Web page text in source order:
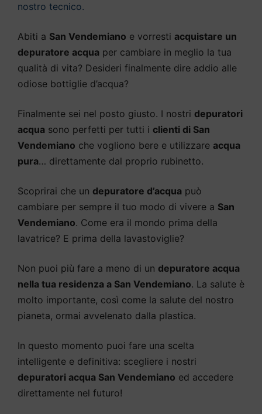
nostro tecnico.
Abiti a San Vendemiano e vorresti acquistare un
depuratore acqua per cambiare in meglio la tua
qualità di vita? Desideri finalmente dire addio alle
odiose bottiglie d’acqua?
Finalmente sei nel posto giusto. I nostri depuratori
acqua sono perfetti per tutti i clienti di San
Vendemiano che vogliono bere e utilizzare acqua
pura… direttamente dal proprio rubinetto.
Scoprirai che un depuratore d’acqua può
cambiare per sempre il tuo modo di vivere a San
Vendemiano. Come era il mondo prima della
lavatrice? E prima della lavastoviglie?
Non puoi più fare a meno di un depuratore acqua
nella tua residenza a San Vendemiano. La salute è
molto importante, così come la salute del nostro
pianeta, ormai avvelenato dalla plastica.
In questo momento puoi fare una scelta
intelligente e definitiva: scegliere i nostri
depuratori acqua San Vendemiano ed accedere
direttamente nel futuro!